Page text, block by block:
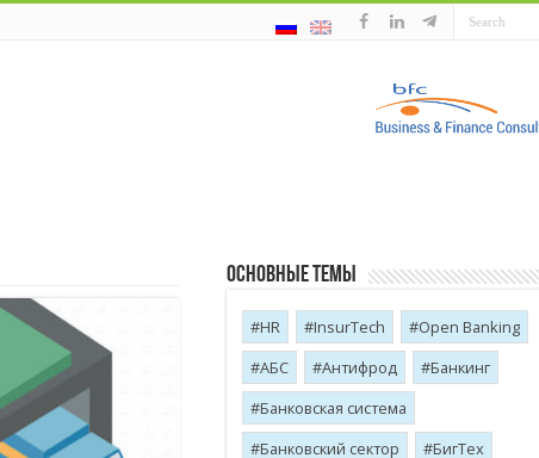
Основные темы
HR InsurTech
Open Banking
АБС
Антифрод
Банкинг
Банковская система
Банковский сектор
БигТех